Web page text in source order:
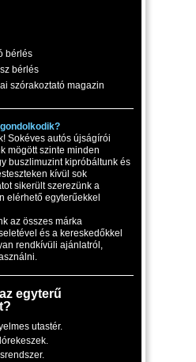
bérlés
bérlés
szórakoztató magazin
Sokéves autós újságírói
mögött szinte minden
buszlimuzint kipróbáltunk és
kívül sok
sikerült szerezünk a
elérhető egyterűekkel
az összes márka
és a kereskedőkkel
rendkívüli ajánlatról,
egyterű
utastér.